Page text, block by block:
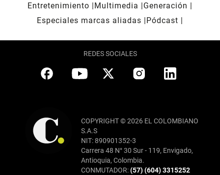
Entretenimiento
Multimedia
Generación
Especiales marcas aliadas
Pódcast
REDES SOCIALES
COPYRIGHT © 2026 EL COLOMBIANO
S.A.S
NIT: 890901352-3
Carrera 48 N° 30 Sur - 119, Envigado,
Antioquia, Colombia.
CONMUTADOR:(57) (604) 3315252